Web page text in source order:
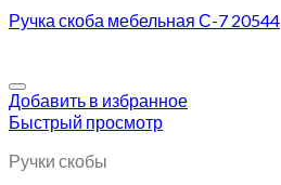
Ручка скоба мебельная С-7 20544
Добавить в избранное
Быстрый просмотр
Ручки скобы